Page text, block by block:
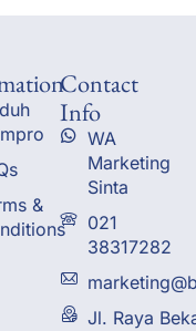
&
Contact
Info
WA
Marketing
Sinta
021
38317282
Jl. Raya